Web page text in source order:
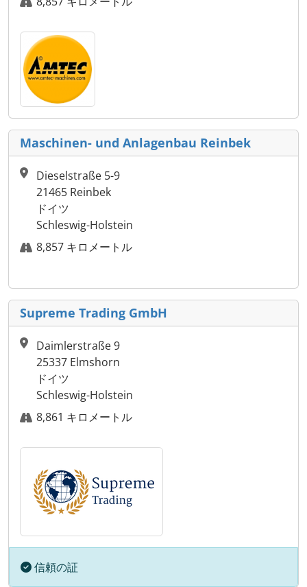
Maschinen- und Anlagenbau Reinbek
Dieselstraße 5-9
21465 Reinbek
ドイツ
Schleswig-Holstein
8,857 キロメートル
Supreme Trading GmbH
Daimlerstraße 9
25337 Elmshorn
ドイツ
Schleswig-Holstein
8,861 キロメートル
信頼の証